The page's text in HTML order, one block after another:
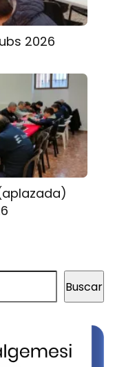
2026
Buscar